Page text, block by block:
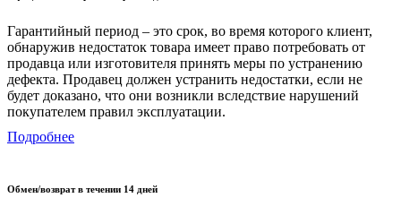
Гарантийный период – это срок, во время которого клиент,
обнаружив недостаток товара имеет право потребовать от
продавца или изготовителя принять меры по устранению
дефекта. Продавец должен устранить недостатки, если не
будет доказано, что они возникли вследствие нарушений
покупателем правил эксплуатации.
Подробнее
Обмен/возврат в течении 14 дней